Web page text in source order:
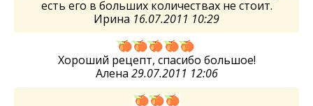
есть его в больших количествах не стоит.
Ирина 16.07.2011 10:29
Хороший рецепт, спасибо большое!
Алена 29.07.2011 12:06